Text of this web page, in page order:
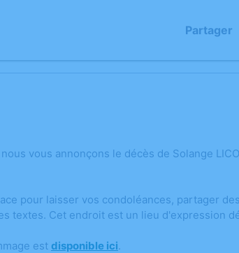
Partager
vous annonçons le décès de Solange
pour laisser vos condoléances, partager
textes. Cet endroit est un lieu d'expression
est disponible ici.